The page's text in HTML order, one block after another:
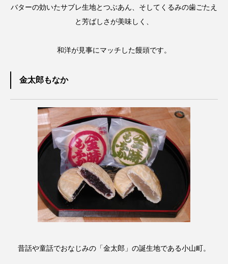
バターの効いたサブレ生地とつぶあん、そしてくるみの歯ごたえ
と芳ばしさが美味しく、
和洋が見事にマッチした饅頭です。
金太郎もなか
昔話や童話でおなじみの「金太郎」の誕生地である小山町。